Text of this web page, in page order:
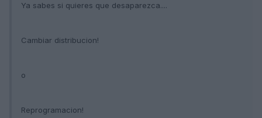
Ya sabes si quieres que desaparezca....
Cambiar distribucion!
o
Reprogramacion!